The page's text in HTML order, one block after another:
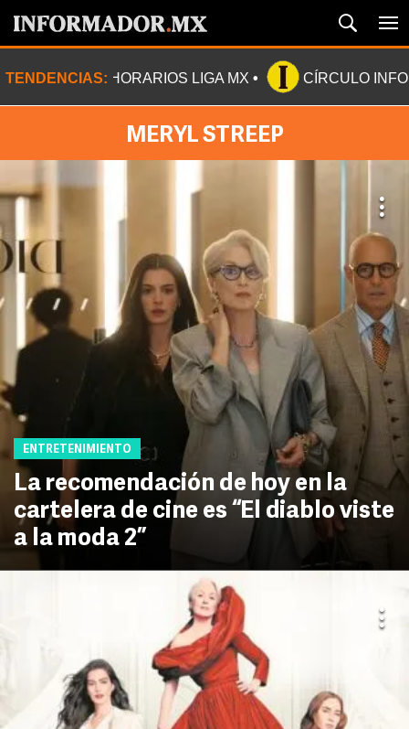
TENDENCIAS: HORARIOS LIGA MX CÍRCULO
MERYL STREEP
ENTRETENIMIENTO
La recomendación de hoy en la
cartelera de cine es “El diablo viste
a la moda 2”